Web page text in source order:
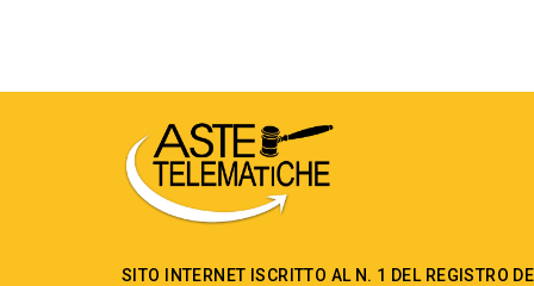
SITO INTERNET ISCRITTO AL N. 1 DEL REGISTRO